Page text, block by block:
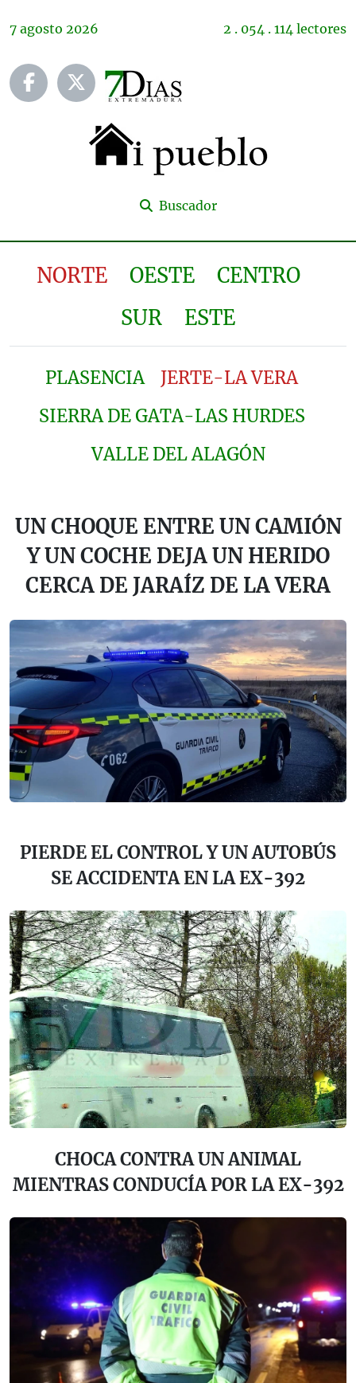
7 agosto 2026 2 . 054 . 114 lectores
Buscador
NORTE OESTE
CENTRO
SUR
ESTE
PLASENCIA
JERTE-LA VERA
SIERRA DE GATA-LAS HURDES
VALLE DEL ALAGÓN
UN CHOQUE ENTRE UN CAMIÓN
Y UN COCHE DEJA UN HERIDO
CERCA DE JARAÍZ DE LA VERA
PIERDE EL CONTROL Y UN AUTOBÚS
SE ACCIDENTA EN LA EX-392
CHOCA CONTRA UN ANIMAL
MIENTRAS CONDUCÍA POR LA EX-392